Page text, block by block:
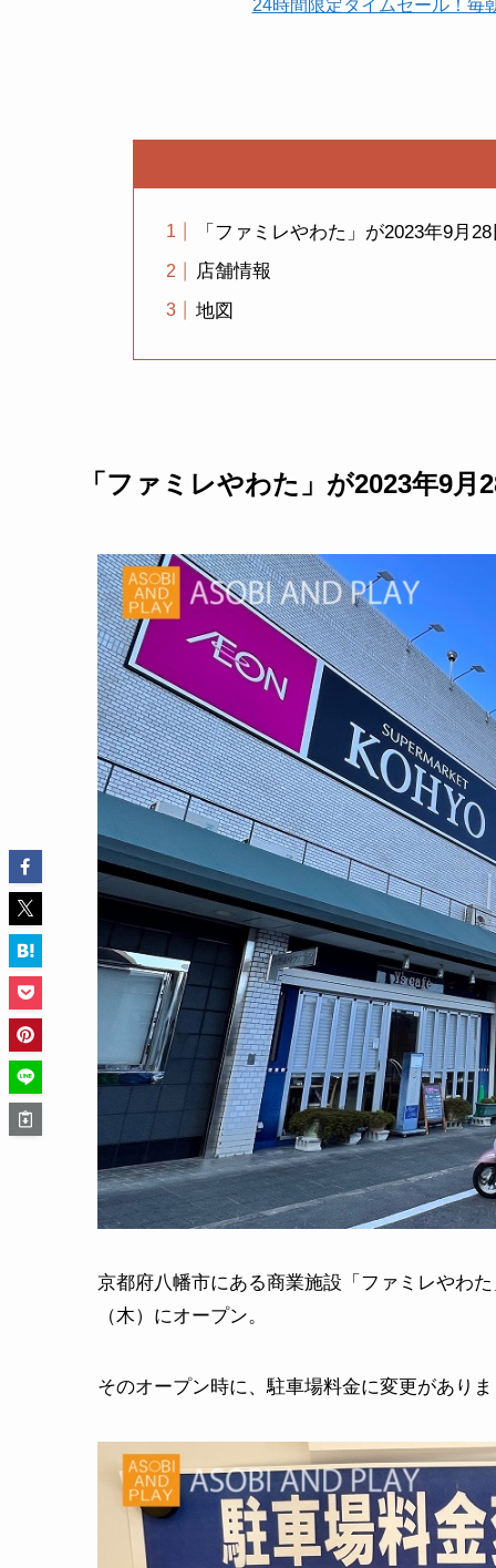
24時間限定タイムセール！毎
「ファミレやわた」が2023年9月
店舗情報
地図
「ファミレやわた」が2023年9
京都府八幡市にある商業施設「ファミレやわ
（木）にオープン。
そのオープン時に、駐車場料金に変更があり